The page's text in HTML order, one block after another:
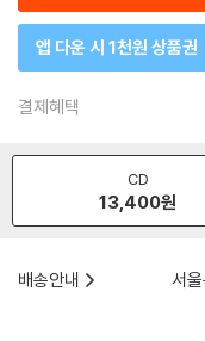
앱 다운 시 1천원 상품권
결제혜택
CD
13,400원
배송안내
서